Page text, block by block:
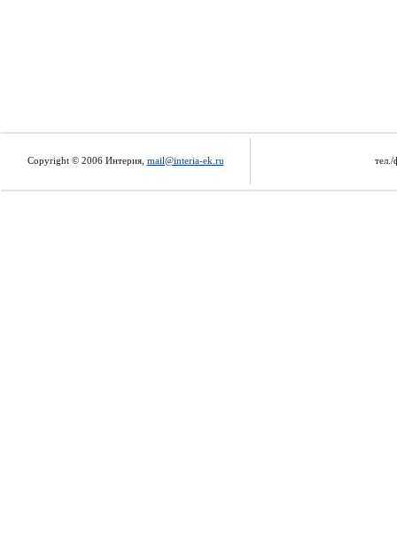
Copyright © 2006 Интерия, mail@interia-ek.ru